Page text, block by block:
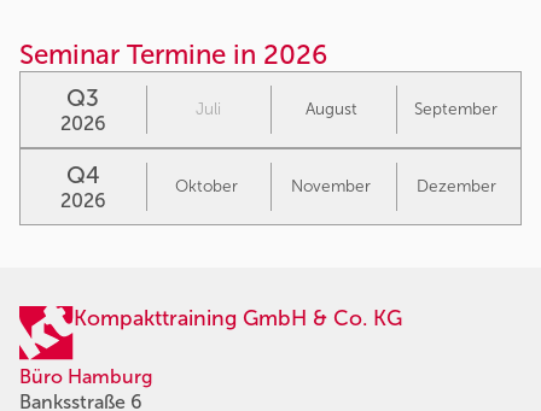
Seminar Termine in 2026
Q3
2026
Juli August September
Q4
2026
Oktober November Dezember
Kompakttraining GmbH & Co. KG
Büro Hamburg
Banksstraße 6